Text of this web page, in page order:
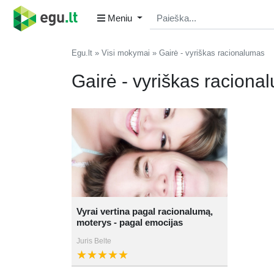
Meniu
Egu.lt Visi mokymai Gairė - vyriškas racionalumas
Gairė - vyriškas
Vyrai vertina pagal racionalumą,
moterys - pagal emocijas
Juris Belte